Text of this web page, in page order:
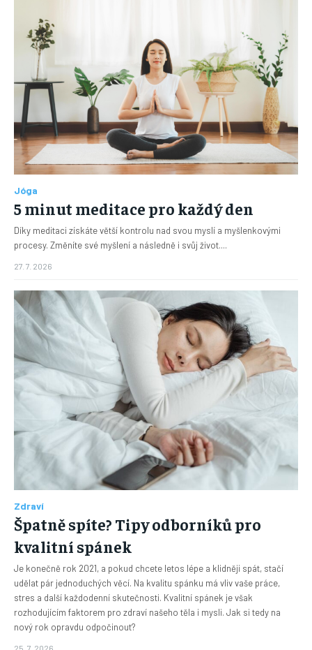
Jóga
5 minut meditace pro každý den
Díky meditaci získáte větší kontrolu nad svou myslí a myšlenkovými
procesy. Změníte své myšlení a následně i svůj život....
27. 7. 2026
Zdraví
Špatně spíte? Tipy odborníků pro
kvalitní spánek
Je konečně rok 2021, a pokud chcete letos lépe a klidněji spát, stačí
udělat pár jednoduchých věcí. Na kvalitu spánku má vliv vaše práce,
stres a další každodenní skutečnosti. Kvalitní spánek je však
rozhodujícím faktorem pro zdraví našeho těla i mysli. Jak si tedy na
nový rok opravdu odpočinout?
25. 7. 2026